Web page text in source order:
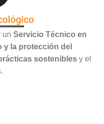
un Servicio Técnico en
y la protección del
sostenibles y el
.